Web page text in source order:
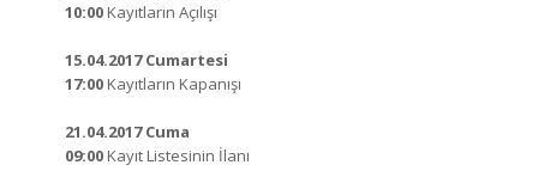
10:00Kayıtların Açılışı
15.04.2017 Cumartesi
17:00Kayıtların Kapanışı
21.04.2017 Cuma
09:00Kayıt Listesinin İlanı